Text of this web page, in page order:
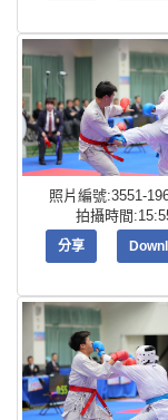
照片編號:3551-
拍攝時間
分享